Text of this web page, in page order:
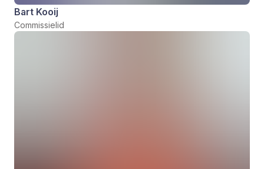
Bart Kooij
Commissielid